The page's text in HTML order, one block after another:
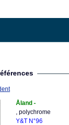
Åland -
, polychrome
Y&T N°96